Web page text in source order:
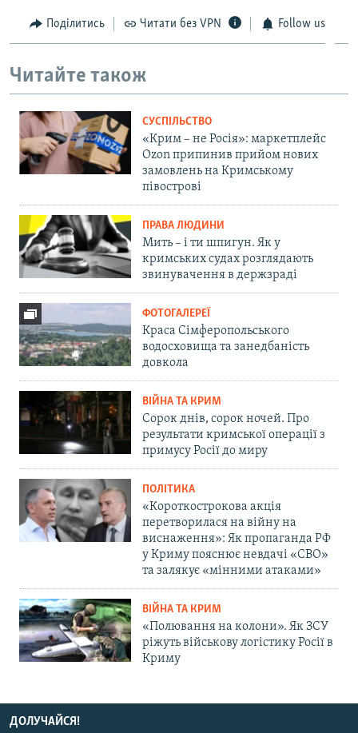
Поділитись Читати без VPN Follow us
Читайте також
СУСПІЛЬСТВО
«Крим – не Росія»: маркетплейс
Ozon припинив прийом нових
замовлень на Кримському
півострові
ПРАВА ЛЮДИНИ
Мить – і ти шпигун. Як у
кримських судах розглядають
звинувачення в держзраді
ФОТОГАЛЕРЕЇ
Краса Сімферопольського
водосховища та занедбаність
довкола
ВІЙНА ТА КРИМ
Сорок днів, сорок ночей. Про
результати кримської операції з
примусу Росії до миру
ПОЛІТИКА
«Короткострокова акція
перетворилася на війну на
виснаження»: Як пропаганда РФ
у Криму пояснює невдачі «СВО»
та залякує «мінними атаками»
ВІЙНА ТА КРИМ
«Полювання на колони». Як ЗСУ
ріжуть військову логістику Росії в
Криму
ДОЛУЧАЙСЯ!